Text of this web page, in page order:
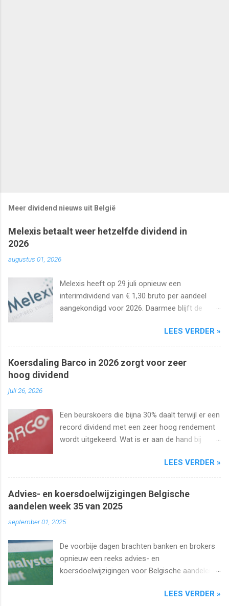
Meer dividend nieuws uit België
Melexis betaalt weer hetzelfde dividend in
2026
augustus 01, 2026
Melexis heeft op 29 juli opnieuw een
interimdividend van € 1,30 bruto per aandeel
aangekondigd voor 2026. Daarmee blijft de
LEES VERDER »
Koersdaling Barco in 2026 zorgt voor zeer
hoog dividend
juli 26, 2026
Een beurskoers die bijna 30% daalt terwijl er een
record dividend met een zeer hoog rendement
wordt uitgekeerd. Wat is er aan de hand bij
uiteraard het dividend. Kan dat wel zo hoog
LEES VERDER »
Advies- en koersdoelwijzigingen Belgische
aandelen week 35 van 2025
september 01, 2025
De voorbije dagen brachten banken en brokers
opnieuw een reeks advies- en
koersdoelwijzigingen voor Belgische aandelen.
augustus t/m 1 september 2025 met onder
LEES VERDER »